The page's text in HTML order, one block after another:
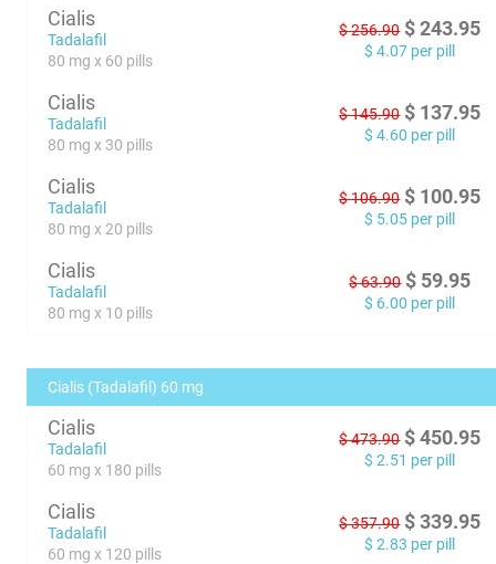
Cialis
Tadalafil
80 mg x 60 pills
$256.90 $ 243.95
$ 4.07 per pill
Cialis
Tadalafil
80 mg x 30 pills
$145.90 $ 137.95
$ 4.60 per pill
Cialis
Tadalafil
80 mg x 20 pills
$106.90 $ 100.95
$ 5.05 per pill
Cialis
Tadalafil
80 mg x 10 pills
$63.90 $ 59.95
$ 6.00 per pill
Cialis (Tadalafil) 60 mg
Cialis
Tadalafil
60 mg x 180 pills
$473.90 $ 450.95
$ 2.51 per pill
Cialis
Tadalafil
60 mg x 120 pills
$357.90 $ 339.95
$ 2.83 per pill